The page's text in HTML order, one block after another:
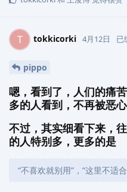
T tokkicorki 4月12日 已
pippo
嗯，看到了，人们的痛
多的人看到，不再被恶心
不过，其实细看下来，
的人特别多，更多的是
“不喜欢就别用”，“这里不适合